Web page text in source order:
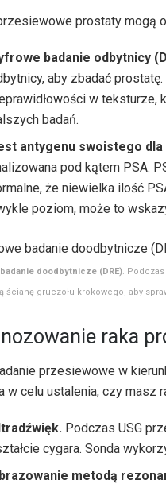
prostaty mogą
badanie odbytnicy
aby zbadać
w teksturze,
badań.
antygenu swoistego
pod kątem PSA.
że niewielka ilość
poziom, może to
doodbytnicze (DRE).
ścianę gruczołu krokowego, aby
raka
przesiewowe w
w celu ustalenia, czy masz
Podczas USG
cygara. Sonda
metodą